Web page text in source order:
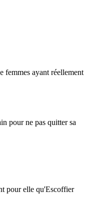
femmes ayant réellement
pour ne pas quitter sa
pour elle qu'Escoffier